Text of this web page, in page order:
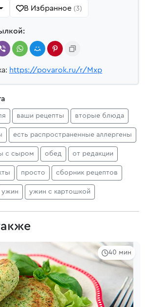
В Избранное (3)
https://povarok.ru/r/Mxp
ваши рецепты вторые блюда
есть распространенные аллергены
с сыром обед от редакции
просто сборник рецептов
ужин ужин с картошкой
40 мин